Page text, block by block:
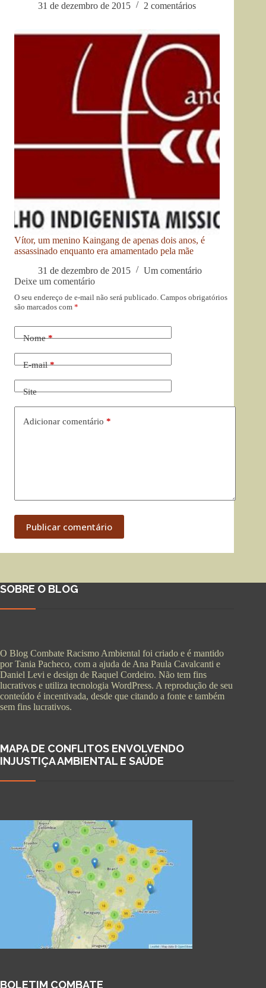
31 de dezembro de 2015
2 comentários
Vítor, um menino Kaingang de apenas dois anos, é
assassinado enquanto era amamentado pela mãe
31 de dezembro de 2015
Um comentário
Deixe um comentário
O seu endereço de e-mail não será publicado. Campos obrigatórios
são marcados com *
Nome*
E-mail*
Site
Adicionar comentário *
Publicar comentário
SOBRE O BLOG
O Blog Combate Racismo Ambiental foi criado e é mantido
por Tania Pacheco, com a ajuda de Ana Paula Cavalcanti e
Daniel Levi e design de Raquel Cordeiro. Não tem fins
lucrativos e utiliza tecnologia WordPress. A reprodução de seu
conteúdo é incentivada, desde que citando a fonte e também
sem fins lucrativos.
MAPA DE CONFLITOS ENVOLVENDO
INJUSTIÇA AMBIENTAL E SAÚDE
BOLETIM COMBATE